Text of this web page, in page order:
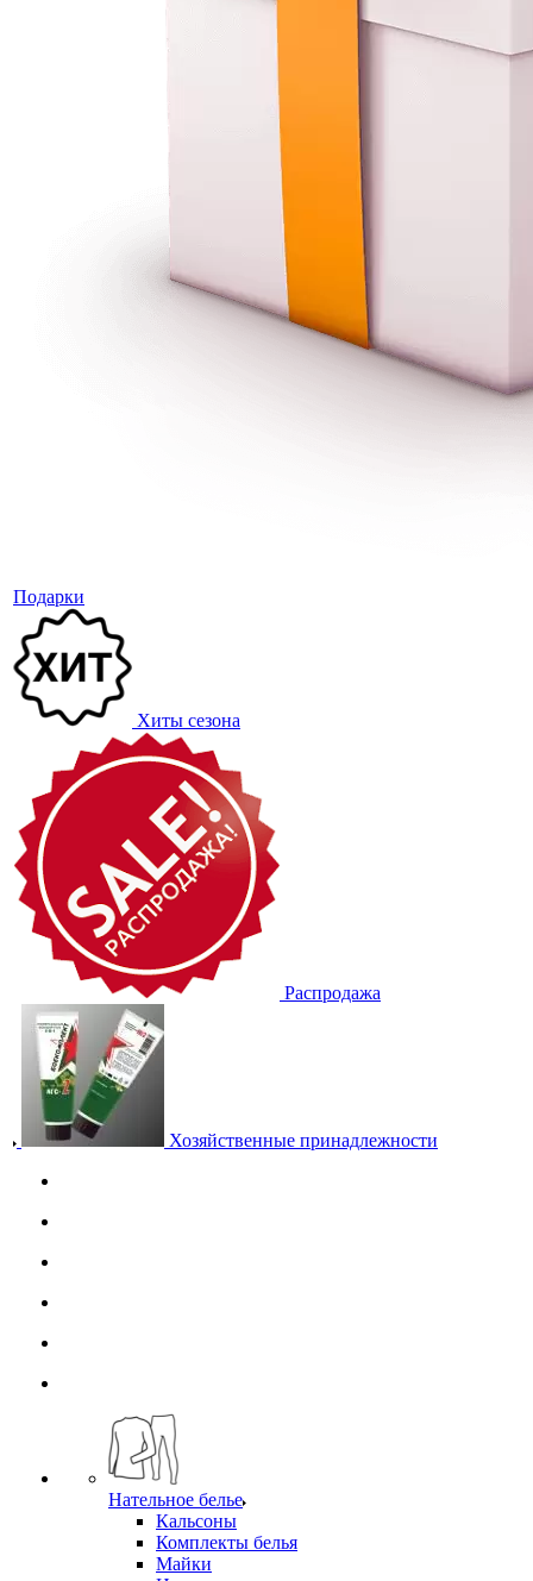
Подарки
Хиты сезона
Распродажа
Хозяйственные принадлежности
Нательное белье
Кальсоны
Комплекты белья
Майки